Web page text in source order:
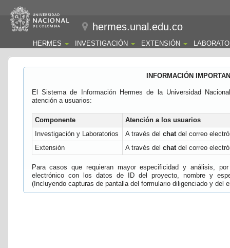
hermes.unal.edu.co
HERMES INVESTIGACIÓN EXTENSIÓN
INFORMACIÓN
El Sistema de Información Hermes de la Universidad
atención a usuarios:
Componente
Atención a los usuarios
Investigación y Laboratorios
A través del chatdel correo
Extensión
A través del chatdel correo
Para casos que requieran mayor especificidad y análisis,
electrónico con los datos de ID del proyecto, nombre y
(Incluyendo capturas de pantalla del formulario diligenciado y del